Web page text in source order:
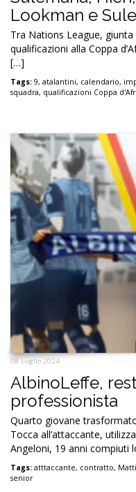
Lookman e
Tra Nations League,
qualificazioni alla Coppa
[…]
Tags: 9, atalantini, calendario,
squadra, qualificazioni Coppa
08 Luglio 2024
AlbinoLeffe,
professionista
Quarto giovane
Tocca all’attaccante,
Angeloni, 19 anni compiuti
Tags: atttaccante, contratto,
senior